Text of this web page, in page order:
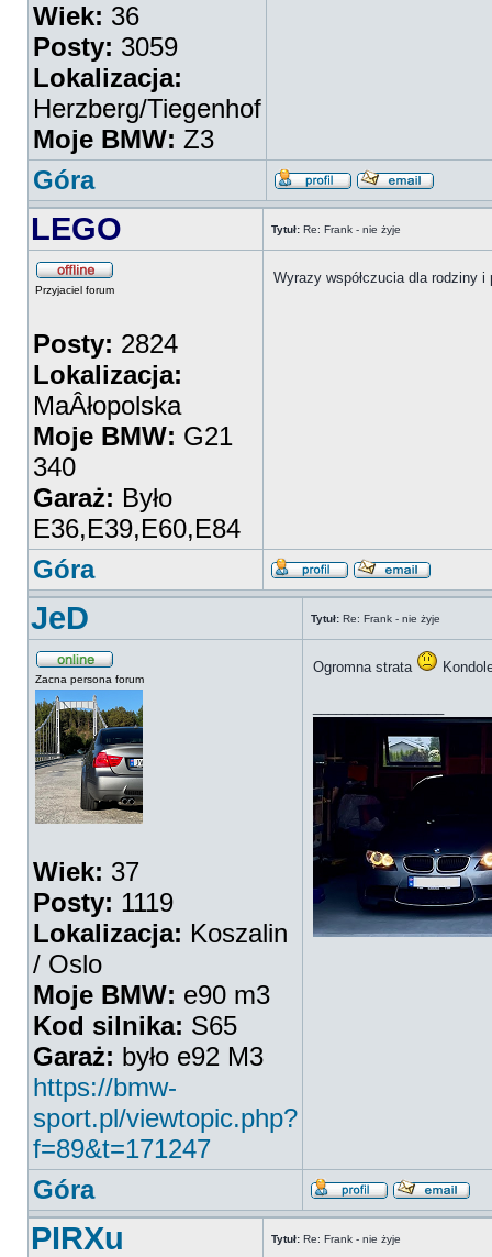
Wiek: 36
Posty: 3059
Lokalizacja:
Herzberg/Tiegenhof
Moje BMW: Z3
Góra
LEGO Tytuł: Re: Frank - nie żyje
Przyjaciel forum
Posty: 2824
Lokalizacja:
MaÂłopolska
Moje BMW: G21
340
Garaż: Było
E36,E39,E60,E84
Wyrazy współczucia dla rodziny i
Góra
JeD Tytuł: Re: Frank - nie żyje
Zacna persona forum
Wiek: 37
Posty: 1119
Lokalizacja: Koszalin
/ Oslo
Moje BMW: e90 m3
Kod silnika: S65
Garaż: było e92 M3
https://bmw-
sport.pl/viewtopic.php?
f=89&t=171247
Ogromna strata
Góra
PIRXu Tytuł: Re: Frank - nie żyje